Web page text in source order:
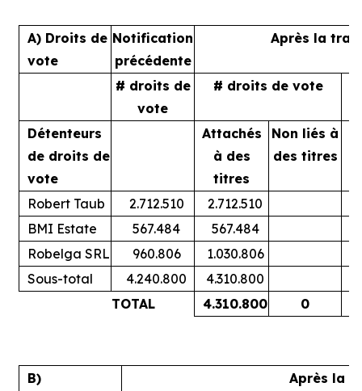
A) Droits de
vote
Notification
précédente
Après la
# droits de
vote
# droits de vote
Détenteurs
de droits de
vote
Attachés
à des
titres
Non liés à
des titres
Robert Taub 2.712.510
2.712.510
BMI Estate
567.484
567.484
Robelga SRL
960.806
1.030.806
Sous-total
4.240.800 4.310.800
TOTAL
4.310.800 0
B)
Après la